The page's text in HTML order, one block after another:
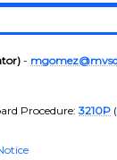
-
Procedure:3210P (